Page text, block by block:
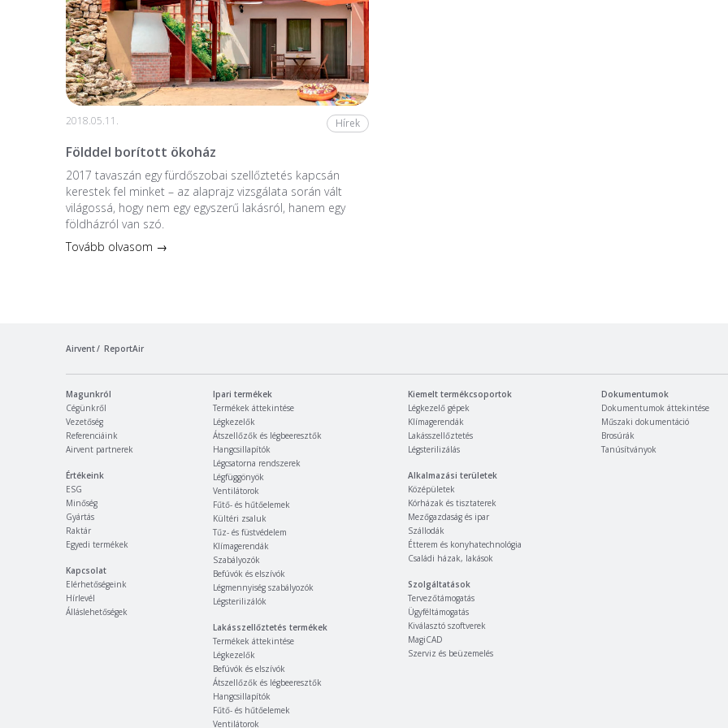
2018.05.11. Hírek
Földdel borított ökoház
2017 tavaszán egy fürdőszobai szellőztetés kapcsán
kerestek fel minket – az alaprajz vizsgálata során vált
világossá, hogy nem egy egyszerű lakásról, hanem egy
földházról van szó.
Tovább olvasom →
Airvent ReportAir
Magunkról
Cégünkről
Vezetőség
Referenciáink
Airvent partnerek
Értékeink
ESG
Minőség
Gyártás
Raktár
Egyedi termékek
Kapcsolat
Elérhetőségeink
Hírlevél
Álláslehetőségek
Ipari termékek
Termékek áttekintése
Légkezelők
Átszellőzők és légbeeresztők
Hangcsillapítók
Légcsatorna rendszerek
Légfüggönyök
Ventilátorok
Fűtő- és hűtőelemek
Kültéri zsaluk
Tűz- és füstvédelem
Klímagerendák
Szabályozók
Befúvók és elszívók
Légmennyiség szabályozók
Légsterilizálók
Lakásszellőztetés termékek
Termékek áttekintése
Légkezelők
Befúvók és elszívók
Átszellőzők és légbeeresztők
Hangcsillapítók
Fűtő- és hűtőelemek
Ventilátorok
Kiemelt termékcsoportok
Légkezelő gépek
Klímagerendák
Lakásszellőztetés
Légsterilizálás
Alkalmazási területek
Középületek
Kórházak és tisztaterek
Mezőgazdaság és ipar
Szállodák
Étterem és konyhatechnológia
Családi házak, lakások
Szolgáltatások
Tervezőtámogatás
Ügyféltámogatás
Kiválasztó szoftverek
MagiCAD
Szerviz és beüzemelés
Dokumentumok
Dokumentumok áttekintése
Műszaki dokumentáció
Brosúrák
Tanúsítványok